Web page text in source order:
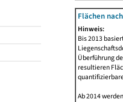
Flächen
Hinweis:
Bis 2013
Überführung
resultieren
Ab 2014